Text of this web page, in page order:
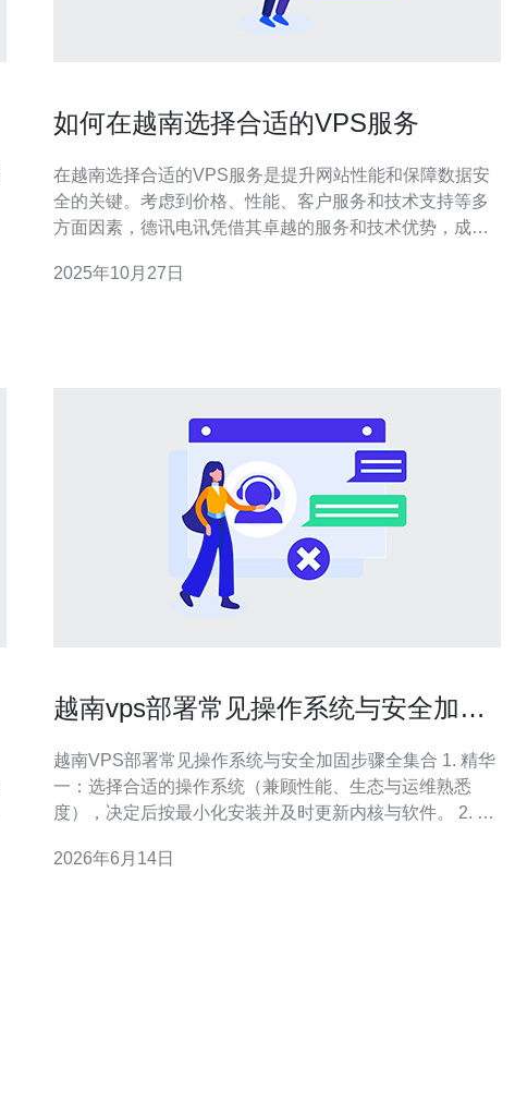
如何在越南选择合适的VPS服务
在越南选择合适的VPS服务是提升网站性能和保障数据安
全的关键。考虑到价格、性能、客户服务和技术支持等多
方面因素，德讯电讯凭借其卓越的服务和技术优势，成为
的VPS服务。 一、了解VPS的基本概念 在选择合适的VPS
2025年10月27日
越南vps部署常见操作系统与安全加固
越南VPS部署常见操作系统与安全加固步骤全集合 1. 精华
一：选择合适的操作系统（兼顾性能、生态与运维熟悉
度），决定后按最小化安装并及时更新内核与软件。 2. 精
2026年6月14日